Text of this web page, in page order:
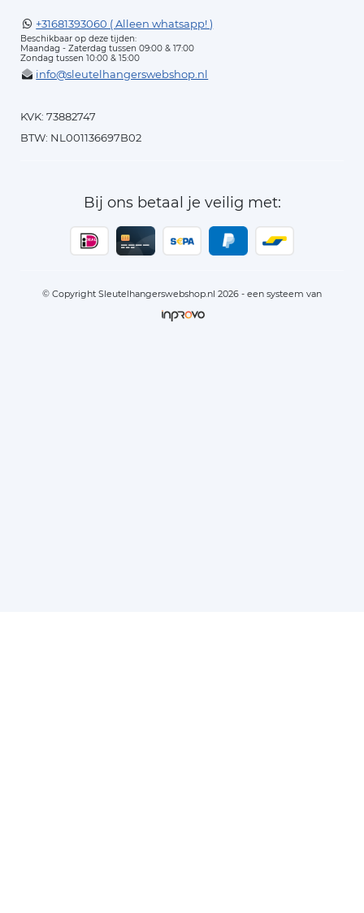
+31681393060 ( Alleen whatsapp! )
Beschikbaar op deze tijden:
Maandag - Zaterdag tussen 09:00 & 17:00
Zondag tussen 10:00 & 15:00
info@sleutelhangerswebshop.nl
KVK: 73882747
BTW: NL001136697B02
Bij ons betaal je veilig met:
© Copyright Sleutelhangerswebshop.nl 2026 - een systeem van